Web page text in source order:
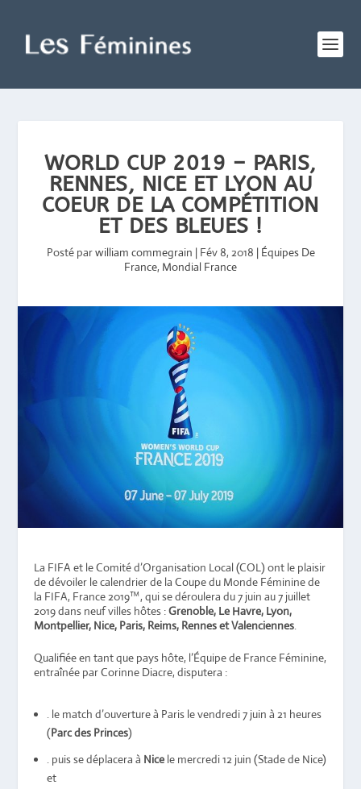
WORLD CUP 2019 – PARIS,
RENNES, NICE ET LYON AU
COEUR DE LA COMPÉTITION
ET DES BLEUES !
Posté parwilliam commegrain | Fév 8, 2018 | Équipes De
France, Mondial France
La FIFA et le Comité d’Organisation Local (COL) ont le plaisir
de dévoiler le calendrier de la Coupe du Monde Féminine de
la FIFA, France 2019™, qui se déroulera du 7 juin au 7 juillet
2019 dans neuf villes hôtes :Grenoble, Le Havre, Lyon,
Montpellier, Nice, Paris, Reims, Rennes et Valenciennes.
Qualifiée en tant que pays hôte, l’Équipe de France Féminine,
entraînée par Corinne Diacre, disputera :
. le match d’ouverture à Paris le vendredi 7 juin à 21 heures
(Parc des Princes)
. puis se déplacera à Nice le mercredi 12 juin (Stade de Nice)
et